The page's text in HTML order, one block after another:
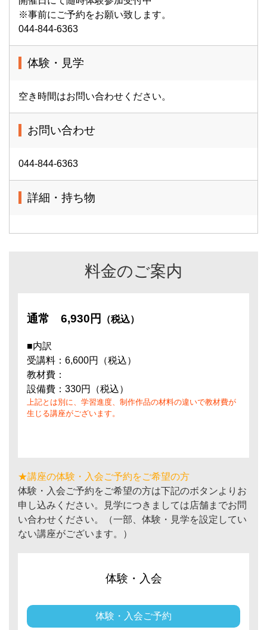
※事前にご予約をお願い致します。
044-844-6363
体験・見学
空き時間はお問い合わせください。
お問い合わせ
044-844-6363
詳細・持ち物
料金のご案内
通常 6,930円 （税込）
■内訳
受講料：6,600円（税込）
教材費：
設備費：330円（税込）
上記とは別に、学習進度、制作作品の材料の違いで教材費が
生じる講座がございます。
★講座の体験・入会ご予約をご希望の方
体験・入会ご予約をご希望の方は下記のボタンよりお
申し込みください。見学につきましては店舗までお問
い合わせください。（一部、体験・見学を設定してい
ない講座がございます。）
体験・入会
体験・入会ご予約